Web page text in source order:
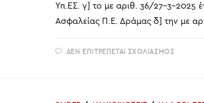
Υπ.ΕΣ. γ] το με αριθ. 36/27-3-2025
Ασφαλείας Π.Ε. Δράμας δ] την με
ΔΕΝ ΕΠΙΤΡΈΠΕΤΑΙ ΣΧΟΛΙΑΣΜΌΣΣΤΟ